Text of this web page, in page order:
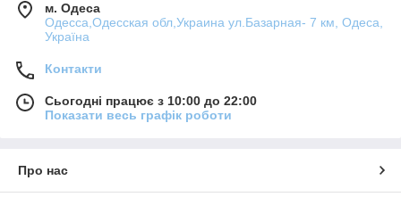
м. Одеса
Одесса,Одесская обл,Украина ул.Базарная- 7 км, Одеса,
Україна
Контакти
Сьогодні працює з 10:00 до 22:00
Показати весь графік роботи
Про нас